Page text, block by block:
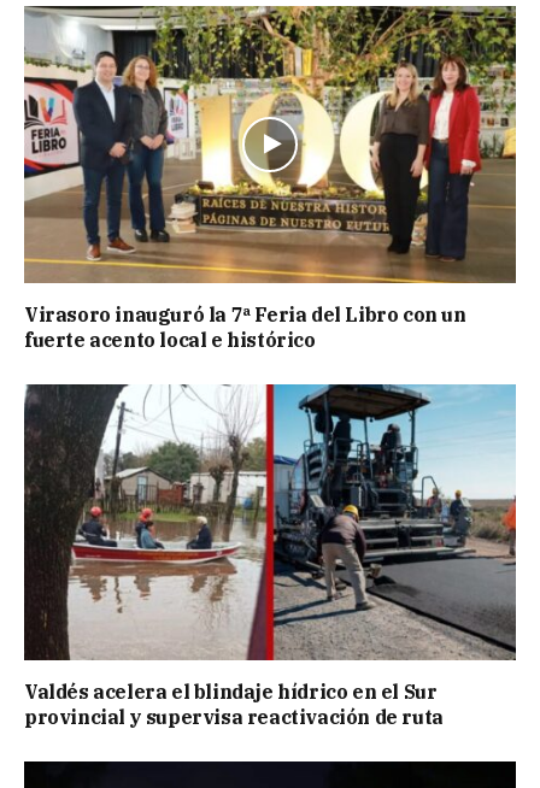
Virasoro inauguró la 7ª Feria del Libro con un
fuerte acento local e histórico
Valdés acelera el blindaje hídrico en el Sur
provincial y supervisa reactivación de ruta